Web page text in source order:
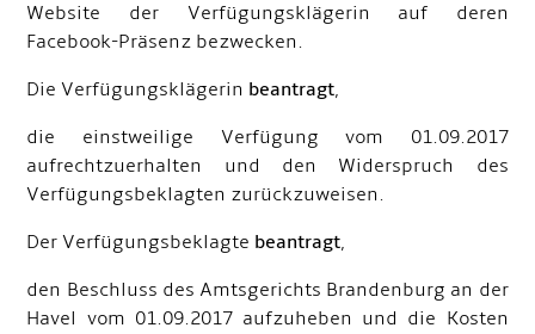
Website der Verfügungsklägerin auf deren
Facebook-Präsenz bezwecken.
Die Verfügungsklägerin beantragt,
die einstweilige Verfügung vom 01.09.2017
aufrechtzuerhalten und den Widerspruch des
Verfügungsbeklagten zurückzuweisen.
Der Verfügungsbeklagte beantragt,
den Beschluss des Amtsgerichts Brandenburg an der
Havel vom 01.09.2017 aufzuheben und die Kosten